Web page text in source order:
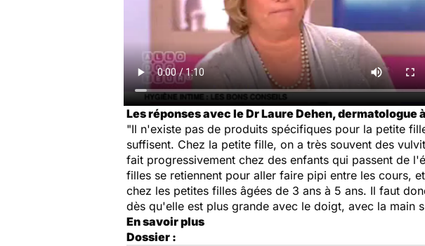
Les réponses avec le Dr Laure Dehen, dermatologue
"Il n'existe pas de produits spécifiques pour la petite
suffisent. Chez la petite fille, on a très souvent des
fait progressivement chez des enfants qui passent de
filles se retiennent pour aller faire pipi entre les cours,
chez les petites filles âgées de 3 ans à 5 ans. Il faut
dès qu'elle est plus grande avec le doigt, avec la main
En savoir plus
Dossier :